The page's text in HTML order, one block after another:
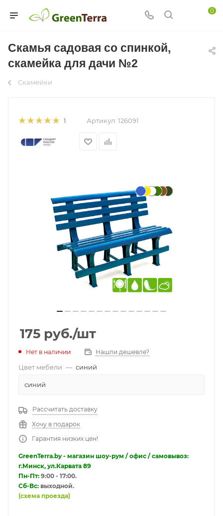
0
Скамья садовая со спинкой,
скамейка для дачи №2
Скамейки
1 Артикул: 126091
175 руб./шт
Нет в наличии Нашли дешевле?
Цвет мебели — синий
синий
Рассчитать доставку
Хочу в подарок
Гарантия низких цен!
GreenTerra.by - магазин шоу-рум / офис / самовывоз:
г.Минск, ул.Карвата 89
Пн-Пт: 9:00 - 17:00.
Сб-Вс: выходной.
(схема проезда)